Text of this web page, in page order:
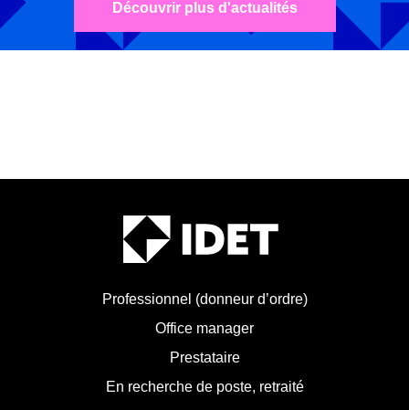
Découvrir plus d'actualités
Professionnel (donneur d’ordre)
Office manager
Prestataire
En recherche de poste, retraité